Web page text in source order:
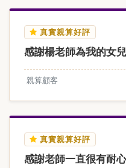
真實親算好評
感謝楊老師為我的女
親算顧客
真實親算好評
感謝老師一直很有耐